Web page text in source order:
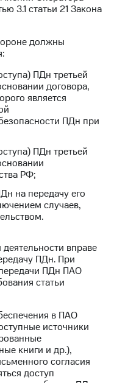
3.1 статьи 21 Закона
должны
ПДн третьей
договора,
является
ПДн при
ПДн третьей
РФ;
на передачу его
случаев,
вправе
ПДн. При
ПДн ПАО
статьи
в ПАО
источники
книги и др.),
согласия
доступ